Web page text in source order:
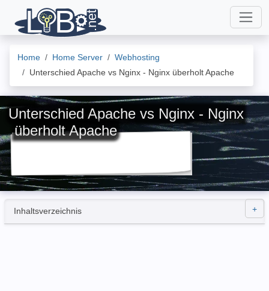
Home Home Server
Webhosting
Unterschied Apache vs Nginx - Nginx überholt Apache
Unterschied Apache vs Nginx - Nginx
überholt Apache
Inhaltsverzeichnis